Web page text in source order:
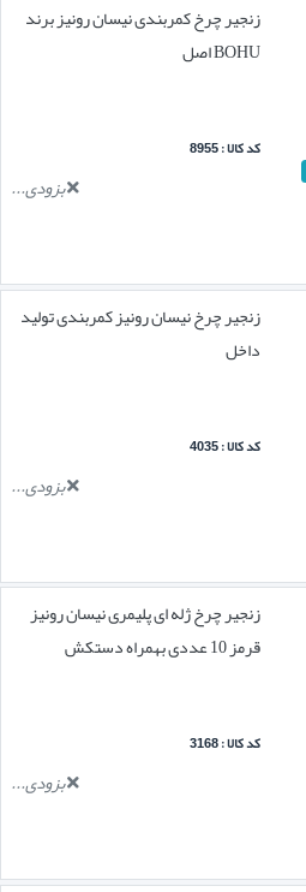
زنجیر چرخ کمربندی نیسان رونیز برند
BOHU اصل
کد کالا : 8955
بزودی...
زنجیر چرخ نیسان رونیز کمربندی تولید
داخل
کد کالا : 4035
بزودی...
زنجیر چرخ ژله ای پلیمری نیسان رونیز
قرمز 10 عددی بهمراه دستکش
کد کالا : 3168
بزودی...